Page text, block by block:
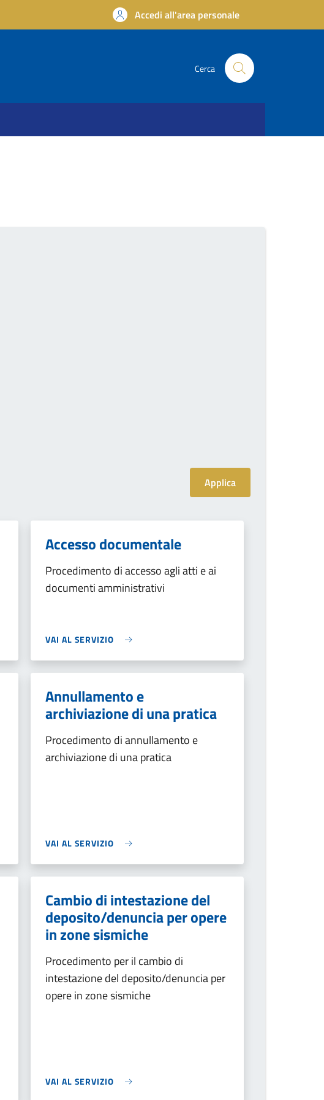
Accedi all'area personale
Cerca
Accesso documentale
Procedimento di accesso agli atti e ai
documenti amministrativi
VAI AL SERVIZIO
Annullamento e
archiviazione di una pratica
Procedimento di annullamento e
archiviazione di una pratica
VAI AL SERVIZIO
Cambio di intestazione del
deposito/denuncia per opere
in zone sismiche
Procedimento per il cambio di
intestazione del deposito/denuncia per
opere in zone sismiche
VAI AL SERVIZIO